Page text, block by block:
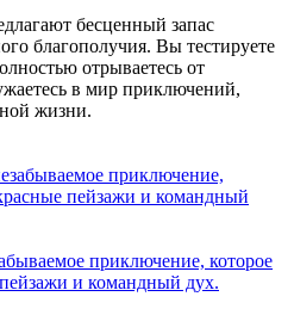
бесценный запас
благополучия. Вы тестируете
отрываетесь от
в мир приключений,
жизни.
приключение, которое
пейзажи и командный дух.